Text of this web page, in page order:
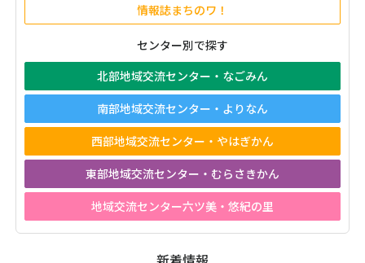
情報誌まちのワ！
センター別で探す
北部地域交流センター・なごみん
南部地域交流センター・よりなん
西部地域交流センター・やはぎかん
東部地域交流センター・むらさきかん
地域交流センター六ツ美・悠紀の里